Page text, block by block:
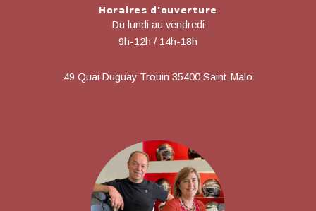
Horaires d'ouverture
Du lundi au vendredi
9h-12h / 14h-18h
49 Quai Duguay Trouin 35400 Saint-Malo